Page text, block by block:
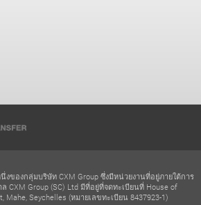
งของกลุ่มบริษัท CXM Group ซึ่งมีหน่วยงานที่อยู่ภายใต้การ
CXM Group (SC) Ltd มีที่อยู่ที่จดทะเบียนที่ House of
Mahe, Seychelles (หมายเลขทะเบียน 8437923-1)